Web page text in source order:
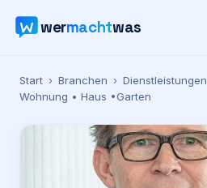
wermachtwas
Verzeichnis
Karte
Start › Branchen › Dienstleistungen
Wohnung • Haus •Garten